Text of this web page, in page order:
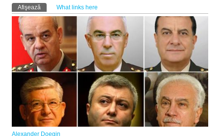
Taburi primare
Afişează (tab activ)What links here
Alexander Doegin